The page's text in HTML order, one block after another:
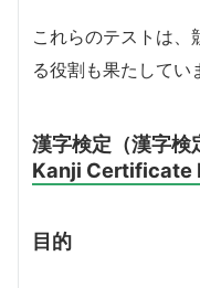
これらのテストは、
る役割も果たしてい
漢字検定（漢字検
Kanji Certificate
目的